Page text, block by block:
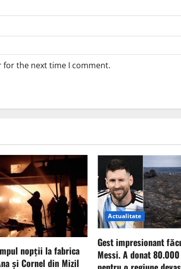
for the next time I comment.
nopții la fabrica
și Cornel din Mizil
Actualitate
Gest impresionant
Messi. A donat